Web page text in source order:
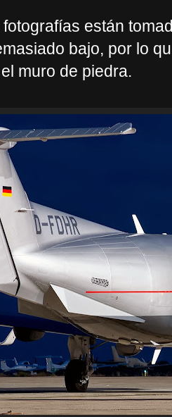
están
bajo, por lo
muro de piedra.